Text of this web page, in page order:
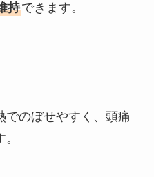
持できます。
でのぼせやすく、頭痛